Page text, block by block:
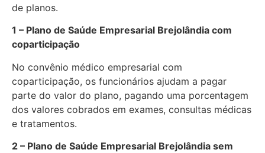
de planos.
1 – Plano de Saúde Empresarial Brejolândia com
coparticipação
No convênio médico empresarial com
coparticipação, os funcionários ajudam a pagar
parte do valor do plano, pagando uma porcentagem
dos valores cobrados em exames, consultas médicas
e tratamentos.
2 – Plano de Saúde Empresarial Brejolândia sem